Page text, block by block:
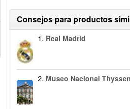
Consejos para productos
1. Real Madrid
2. Museo Nacional